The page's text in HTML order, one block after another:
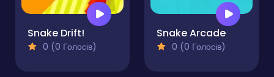
Snake Drift!
0 (0 Голосів)
Snake Arcade
0 (0 Голосів)